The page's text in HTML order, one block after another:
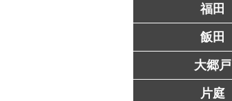
福田
飯田
大郷戸
片庭